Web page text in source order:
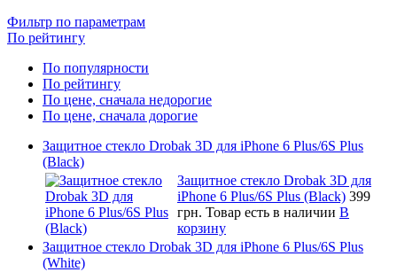
Фильтр по параметрам
По рейтингу
По популярности
По рейтингу
По цене, сначала недорогие
По цене, сначала дорогие
Защитное стекло Drobak 3D для iPhone 6 Plus/6S Plus
(Black)
Защитное стекло Drobak 3D для
iPhone 6 Plus/6S Plus (Black) 399
грн. Товар есть в наличии В
корзину
Защитное стекло Drobak 3D для iPhone 6 Plus/6S Plus
(White)